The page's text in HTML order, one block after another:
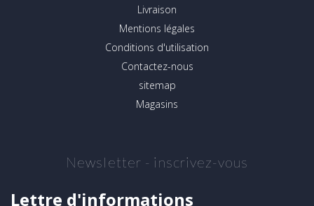
Livraison
Mentions légales
Conditions d'utilisation
Contactez-nous
sitemap
Magasins
Newsletter - inscrivez-vous
Lettre d'informations